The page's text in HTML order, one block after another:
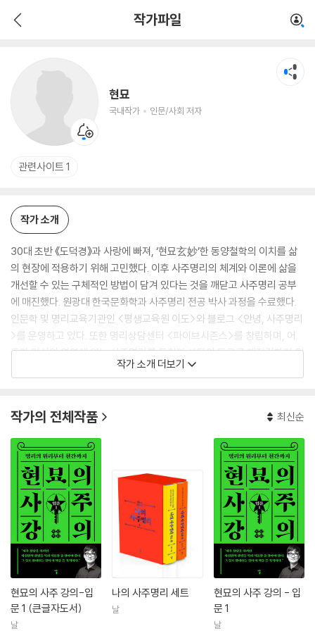
작가파일
현묘
국내작가 인문/사회 저자
인문/사회 저자
관련사이트 1
작가 소개
30대 초반 《도덕경》과 사랑에 빠져, ‘현묘玄妙’한 동양철학의 이치를 삶
의 현장에 적용하기 위해 고민했다. 이후 사주명리의 체계와 이론에 삶을
개선할 수 있는 구체적인 방법이 담겨 있다는 것을 깨닫고 사주명리 공부
에 매진했다. 원광대 한국문화학과 사주명리 전공 박사 과정을 수료했다.
인문학 및 명리교육기관인 <평생교육원 이도>와 블로그 <안녕, 사주명리
>를 운영하고 있다. 또한 명리상담센터 <파이브시즌스>를 창립하며, 어
둠과 미신의 영역에 있는 사주명리를 통찰과 상담의 도구로 재정립하기 위
해 노력 중이다. 《나의 사주명리: 기초 편》, 《나의 사주명리: 심화 편》, 《현
작가 소개 더보기
작가의 전체작품 최신순
현묘의 사주 강의-입
문 1 (큰글자도서)
날
나의 사주명리 세트
날
현묘의 사주 강의 - 입
문 1
날